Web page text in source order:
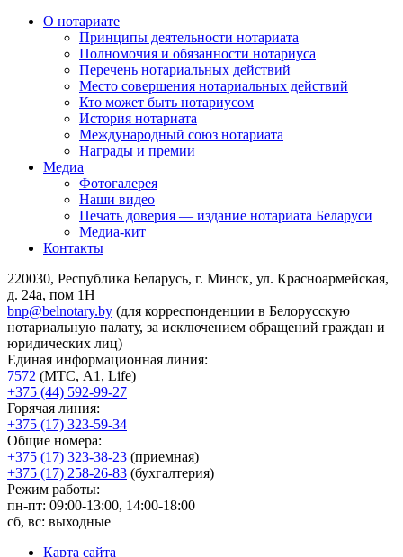
О нотариате
Принципы деятельности нотариата
Полномочия и обязанности нотариуса
Перечень нотариальных действий
Место совершения нотариальных действий
Кто может быть нотариусом
История нотариата
Международный союз нотариата
Награды и премии
Медиа
Фотогалерея
Наши видео
Печать доверия — издание нотариата Беларуси
Медиа-кит
Контакты
220030, Республика Беларусь, г. Минск, ул. Красноармейская,
д. 24а, пом 1Н
bnp@belnotary.by (для корреспонденции в Белорусскую
нотариальную палату, за исключением обращений граждан и
юридических лиц)
Единая информационная линия:
7572 (МТС, A1, Life)
+375 (44) 592-99-27
Горячая линия:
+375 (17) 323-59-34
Общие номера:
+375 (17) 323-38-23 (приемная)
+375 (17) 258-26-83 (бухгалтерия)
Режим работы:
пн-пт: 09:00-13:00, 14:00-18:00
сб, вс: выходные
Карта сайта